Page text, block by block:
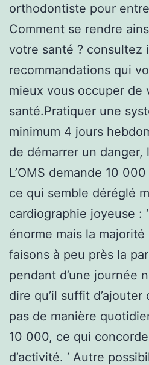
orthodontiste pour
Comment se rendre
votre santé ? consultez
recommandations qui
mieux vous occuper de
santé.Pratiquer une
minimum 4 jours
de démarrer un danger,
L’OMS demande 10
ce qui semble déréglé
cardiographie joyeuse :
énorme mais la majorité
faisons à peu près la
pendant d’une journée
dire qu’il suffit
pas de manière
10 000, ce qui
d’activité. ‘ Autre